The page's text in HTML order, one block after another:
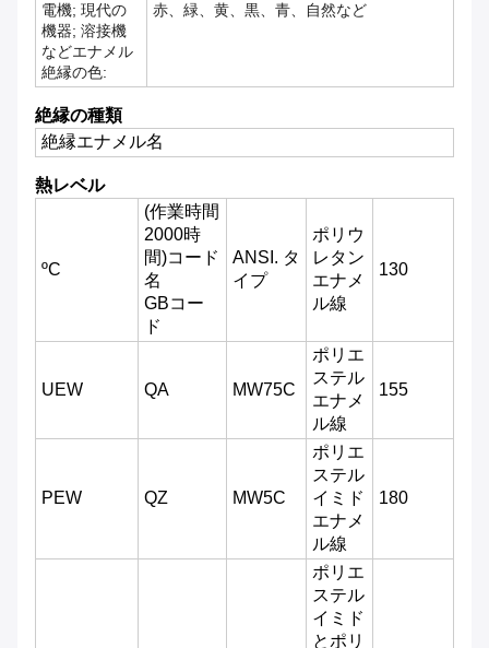
電機; 現代の
機器; 溶接機
などエナメル
絶縁の色:
赤、緑、黄、黒、青、自然など
絶縁の種類
絶縁エナメル名
熱レベル
ºC
(作業時間
2000時
間)コード
名
GBコー
ド
ANSI. タ
イプ
ポリウ
レタン
エナメ
ル線
130
UEW QA MW75C
ポリエ
ステル
エナメ
ル線
155
PEW QZ MW5C
ポリエ
ステル
イミド
エナメ
ル線
180
ポリエ
ステル
イミド
とポリ